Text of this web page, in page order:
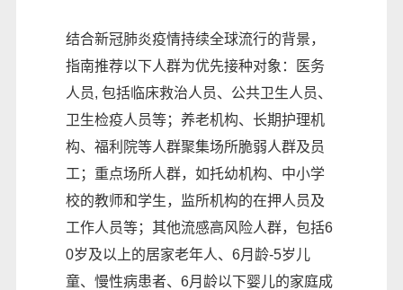
结合新冠肺炎疫情持续全球流行的背景，
指南推荐以下人群为优先接种对象：医务
人员, 包括临床救治人员、公共卫生人员、
卫生检疫人员等；养老机构、长期护理机
构、福利院等人群聚集场所脆弱人群及员
工；重点场所人群，如托幼机构、中小学
校的教师和学生，监所机构的在押人员及
工作人员等；其他流感高风险人群，包括6
0岁及以上的居家老年人、6月龄-5岁儿
童、慢性病患者、6月龄以下婴儿的家庭成